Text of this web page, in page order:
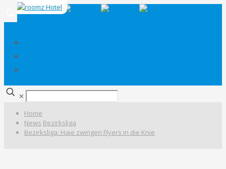
✕
Home
News Bezirksliga
Bezirksliga: Haie zwingen Flyers in die Knie